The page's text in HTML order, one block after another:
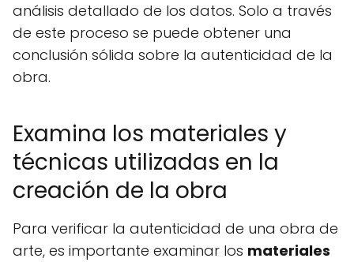
análisis detallado de los datos. Solo a través
de este proceso se puede obtener una
conclusión sólida sobre la autenticidad de la
obra.
Examina los materiales y
técnicas utilizadas en la
creación de la obra
Para verificar la autenticidad de una obra de
arte, es importante examinar los materiales